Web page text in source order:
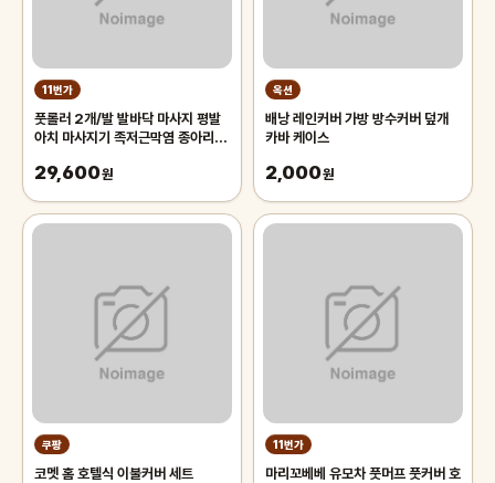
11번가
풋롤러 2개/발 발바닥 마사지 평발
아치 마사지기 족저근막염 종아리 허
볼 매트 지압봉 지압판 지압기 용천
칭
29,600원
옥션
배낭 레인커버 가방 방수커버 덮개
카바 케이스
2,000원
쿠팡
코멧 홈 호텔식 이불커버 세트
11번가
마리꼬베베 유모차 풋머프 풋커버 호